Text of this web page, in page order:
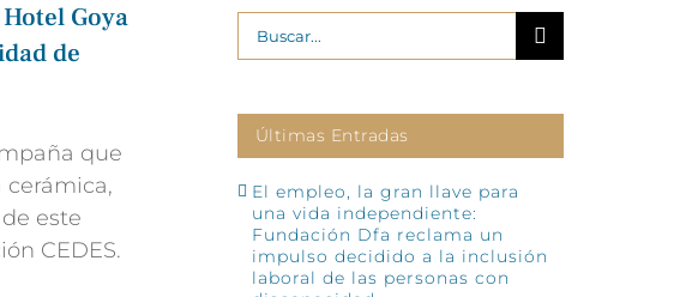
Goya
de
que
cerámica,
este
CEDES.
Buscar:
Últimas Entradas
El empleo, la gran llave para
una vida independiente:
Fundación Dfa reclama un
impulso decidido a la inclusión
laboral de las personas con